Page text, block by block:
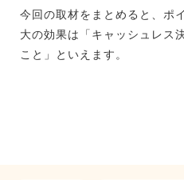
今回の取材をまとめると、ポ
大の効果は「キャッシュレス
こと」といえます。